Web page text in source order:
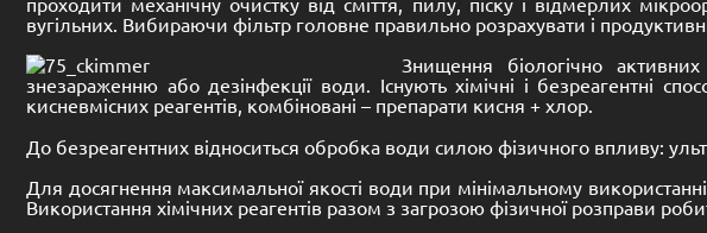
вугільних. Вибираючи фільтр головне правильно розрахувати і
Знищення біологічно активних
знезараженню або дезінфекції води. Існують хімічні і безреагентні
кисневмісних реагентів, комбіновані – препарати кисня + хлор.
До безреагентних відноситься обробка води силою фізичного впливу:
Для досягнення максимальної якості води при мінімальному
Використання хімічних реагентів разом з загрозою фізичної розправи